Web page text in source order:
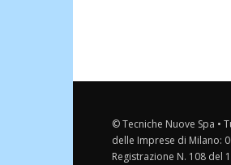
© Tecniche Nuove Spa •
delle Imprese di Milano:
Registrazione N. 108 del